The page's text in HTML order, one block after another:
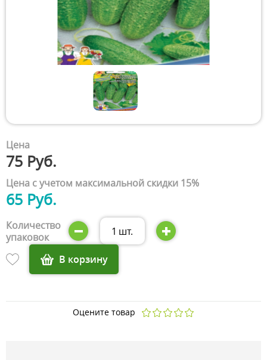
Цена
75 Руб.
Цена с учетом максимальной скидки 15%
65 Руб.
Количество
упаковок
1 шт.
В корзину
Оцените товар